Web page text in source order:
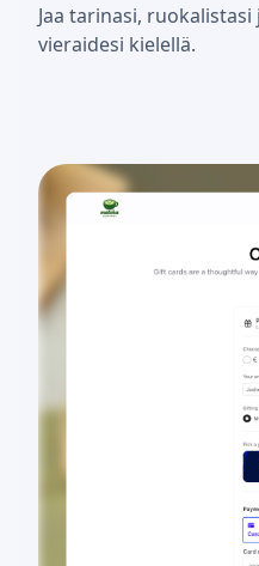
Jaa tarinasi,
vieraidesi kielellä.